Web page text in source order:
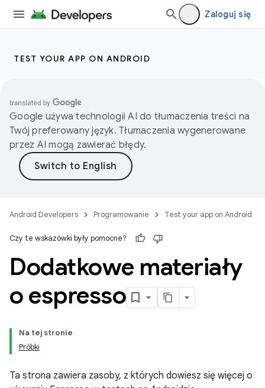
Zaloguj się
TEST YOUR APP ON ANDROID
Google używa technologii AI do tłumaczenia treści na
Twój preferowany język. Tłumaczenia wygenerowane
przez AI mogą zawierać błędy.
Android Developers Programowanie Test your app on Android
Czy te wskazówki były pomocne?
Dodatkowe materiały
o espresso
Na tej stronie
Próbki
Ta strona zawiera zasoby, z których dowiesz się więcej o